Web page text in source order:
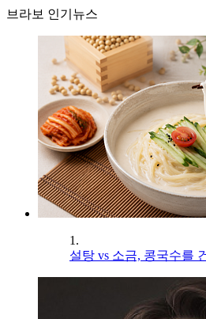
브라보 인기뉴스
1.
설탕 vs 소금, 콩국수를